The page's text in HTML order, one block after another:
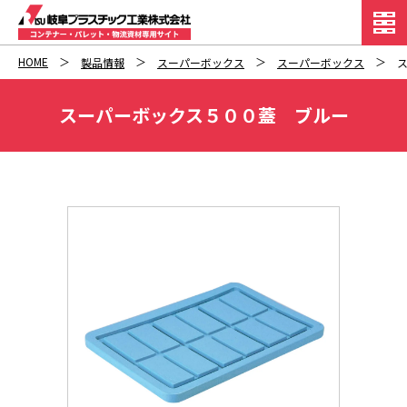
HOME 製品情報 スーパーボックス スーパーボックス
スーパーボックス５００蓋 ブルー